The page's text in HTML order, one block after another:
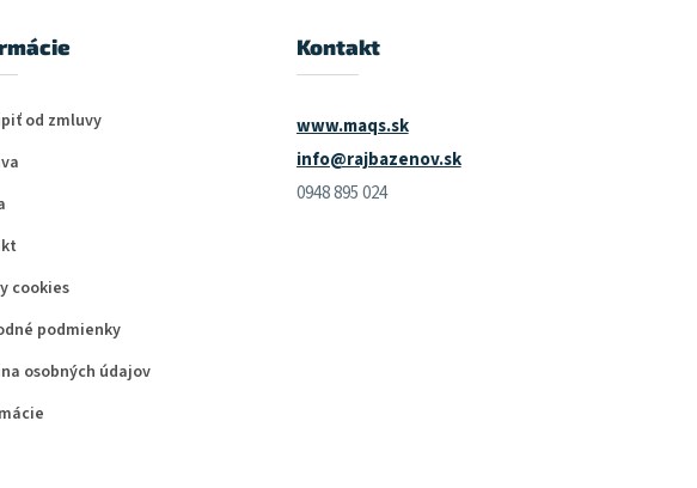
od zmluvy
cookies
podmienky
osobných údajov
Kontakt
www.maqs.sk
info@rajbazenov.sk
0948 895 024